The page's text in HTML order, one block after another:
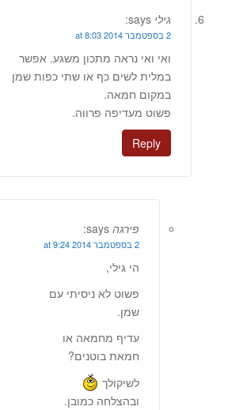
גילי says:
2 בספטמבר 2014 at 8:03
ואי ואי נראה מתכון משגע. אפשר
במלית לשים כף או שתי כפות שמן
במקום חמאה.
פשוט מעדיפה פרווה.
Reply
פירגה says:
2 בספטמבר 2014 at 9:24
הי גילי,
פשוט לא ניסיתי עם
שמן.
עדיף מחמאה או
חמאת בוטנים?
לשיקולך
ובהצלחה כמובן.